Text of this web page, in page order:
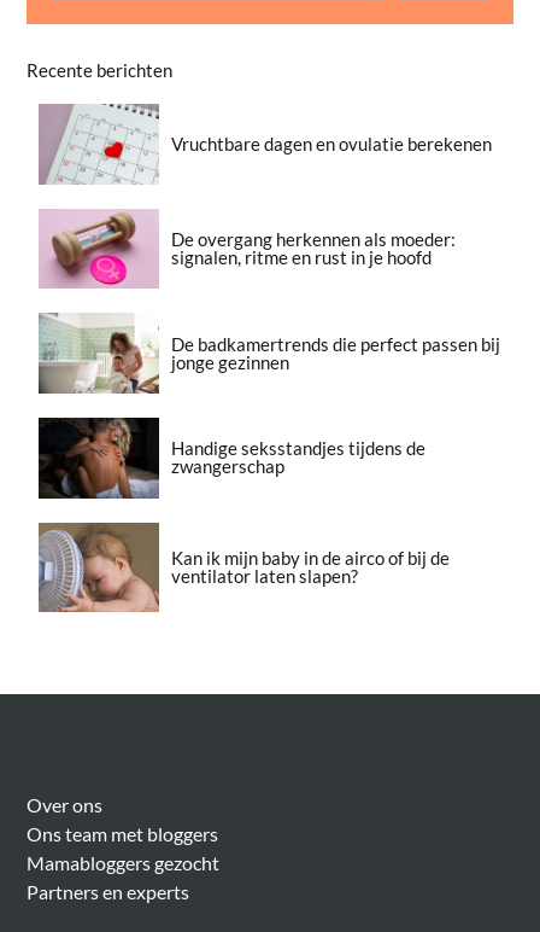
Recente berichten
Vruchtbare dagen en ovulatie berekenen
De overgang herkennen als moeder:
signalen, ritme en rust in je hoofd
De badkamertrends die perfect passen bij
jonge gezinnen
Handige seksstandjes tijdens de
zwangerschap
Kan ik mijn baby in de airco of bij de
ventilator laten slapen?
Over ons
Ons team met bloggers
Mamabloggers gezocht
Partners en experts